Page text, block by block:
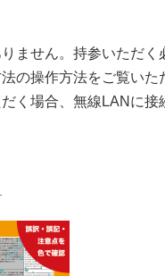
ません。持参いただく
の操作方法をご覧いた
く場合、無線LANに接